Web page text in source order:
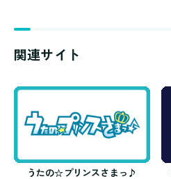
関連サイト
うたの☆プリンスさまっ♪